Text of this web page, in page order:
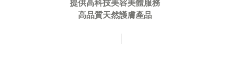
提供高科技美容美體服務
高品質天然護膚產品